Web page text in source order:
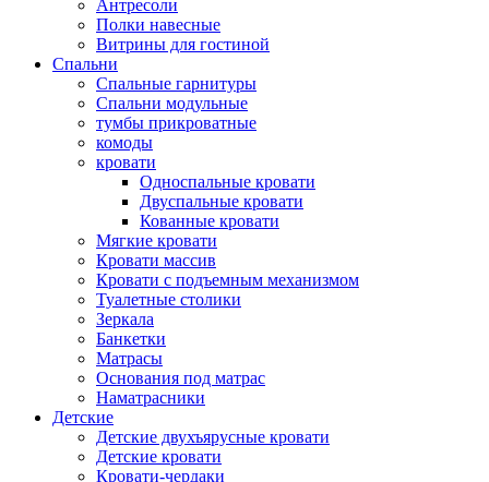
Антресоли
Полки навесные
Витрины для гостиной
Спальни
Спальные гарнитуры
Спальни модульные
тумбы прикроватные
комоды
кровати
Односпальные кровати
Двуспальные кровати
Кованные кровати
Мягкие кровати
Кровати массив
Кровати с подъемным механизмом
Туалетные столики
Зеркала
Банкетки
Матрасы
Основания под матрас
Наматрасники
Детские
Детские двухъярусные кровати
Детские кровати
Кровати-чердаки